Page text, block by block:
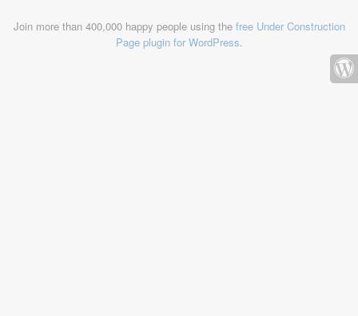
Join more than 400,000 happy people using the free Under Construction
Page plugin for WordPress.